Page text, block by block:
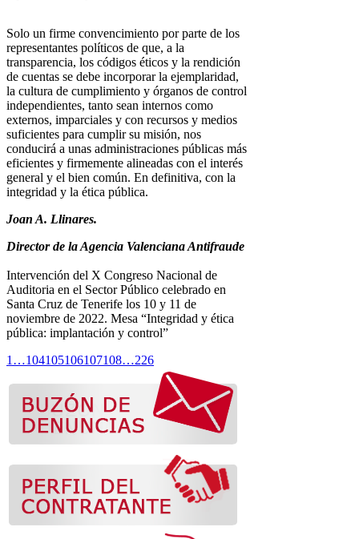
Solo un firme convencimiento por parte de los
representantes políticos de que, a la
transparencia, los códigos éticos y la rendición
de cuentas se debe incorporar la ejemplaridad,
la cultura de cumplimiento y órganos de control
independientes, tanto sean internos como
externos, imparciales y con recursos y medios
suficientes para cumplir su misión, nos
conducirá a unas administraciones públicas más
eficientes y firmemente alineadas con el interés
general y el bien común. En definitiva, con la
integridad y la ética pública.
Joan A. Llinares.
Director de la Agencia Valenciana Antifraude
Intervención del X Congreso Nacional de
Auditoria en el Sector Público celebrado en
Santa Cruz de Tenerife los 10 y 11 de
noviembre de 2022. Mesa “Integridad y ética
pública: implantación y control”
1 …104105106107108…226